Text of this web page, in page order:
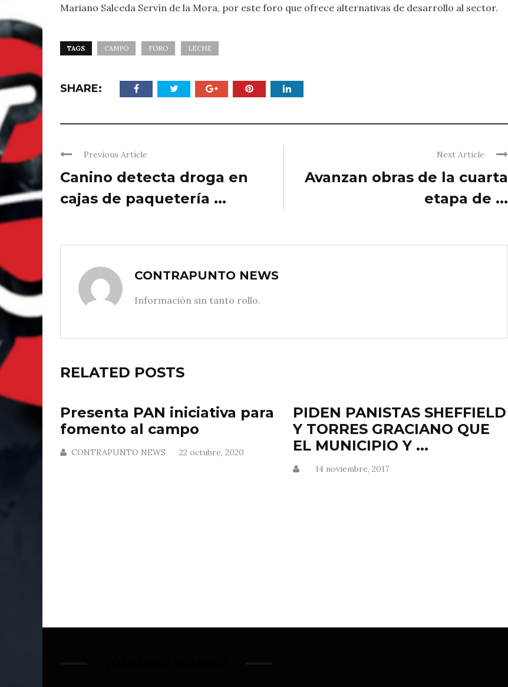
Mariano Salceda Servín de la Mora, por este foro que ofrece alternativas de desarrollo al sector.
TAGS CAMPO FORO LECHE
SHARE:
Previous Article
Canino detecta droga en
cajas de paquetería ...
Next Article
Avanzan obras de la cuarta
etapa de ...
CONTRAPUNTO NEWS
Información sin tanto rollo.
RELATED POSTS
Presenta PAN iniciativa para
fomento al campo
CONTRAPUNTO NEWS 22 octubre, 2020
PIDEN PANISTAS SHEFFIELD
Y TORRES GRACIANO QUE
EL MUNICIPIO Y ...
14 noviembre, 2017